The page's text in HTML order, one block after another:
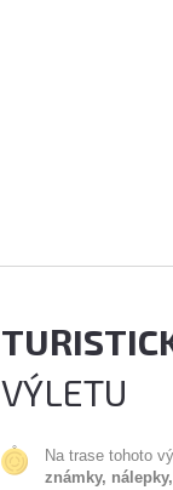
VÝLETU
Na trase tohoto
známky,